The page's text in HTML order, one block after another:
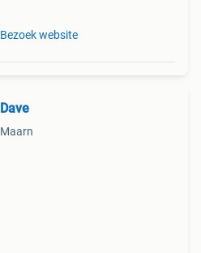
Bezoek website
Dave
Maarn